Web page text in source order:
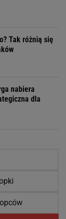
Tak różnią się
nabiera
dla